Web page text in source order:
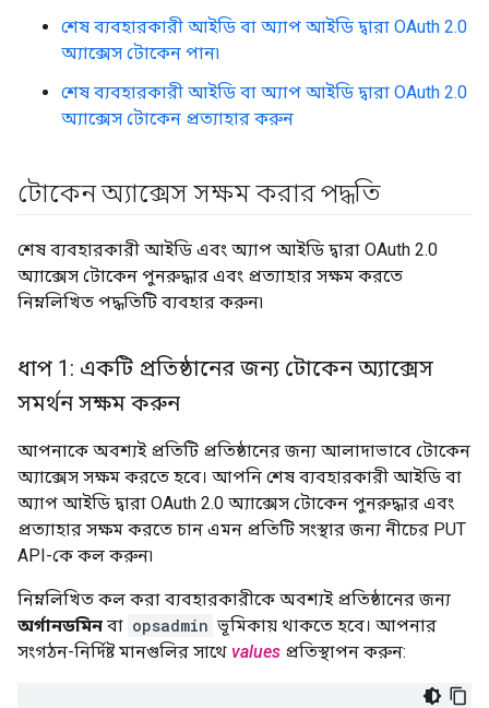
শেষ ব্যবহারকারী আইডি বা অ্যাপ আইডি দ্বারা OAuth 2.0
অ্যাক্সেস টোকেন পান৷
শেষ ব্যবহারকারী আইডি বা অ্যাপ আইডি দ্বারা OAuth 2.0
অ্যাক্সেস টোকেন প্রত্যাহার করুন
টোকেন অ্যাক্সেস সক্ষম করার পদ্ধতি
শেষ ব্যবহারকারী আইডি এবং অ্যাপ আইডি দ্বারা OAuth 2.0
অ্যাক্সেস টোকেন পুনরুদ্ধার এবং প্রত্যাহার সক্ষম করতে
নিম্নলিখিত পদ্ধতিটি ব্যবহার করুন৷
ধাপ 1: একটি প্রতিষ্ঠানের জন্য টোকেন অ্যাক্সেস
সমর্থন সক্ষম করুন
আপনাকে অবশ্যই প্রতিটি প্রতিষ্ঠানের জন্য আলাদাভাবে টোকেন
অ্যাক্সেস সক্ষম করতে হবে। আপনি শেষ ব্যবহারকারী আইডি বা
অ্যাপ আইডি দ্বারা OAuth 2.0 অ্যাক্সেস টোকেন পুনরুদ্ধার এবং
প্রত্যাহার সক্ষম করতে চান এমন প্রতিটি সংস্থার জন্য নীচের PUT
API-কে কল করুন৷
নিম্নলিখিত কল করা ব্যবহারকারীকে অবশ্যই প্রতিষ্ঠানের জন্য
অর্গানডমিন বা opsadmin ভূমিকায় থাকতে হবে। আপনার
সংগঠন-নির্দিষ্ট মানগুলির সাথে values প্রতিস্থাপন করুন: